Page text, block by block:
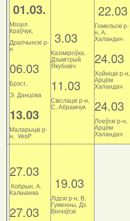
01.03.
Міхаіл
Краўчук,
Драгічынскі р-
н
06.03
Брэст,
Э. Данцова
13.03
Маларыцкі р-
н, VesP
3.03
Казіміроўка,
Дзьмітрый
Якубовіч
11.03
Свіслацкі р-н,
С. Абрамчук
22.03
Гомельскі р-
н, А.
Халандач
24.03
Хойніцкі р-н,
Арцём
Халандач
24.03
Лоеўскі р-н,
Арцём
Халандач
27.03
Кобрын, А.
Кальчанка
27.03
19.03
Лідскі р-н, В.
Гуменны, Дз.
Вінчэўскі